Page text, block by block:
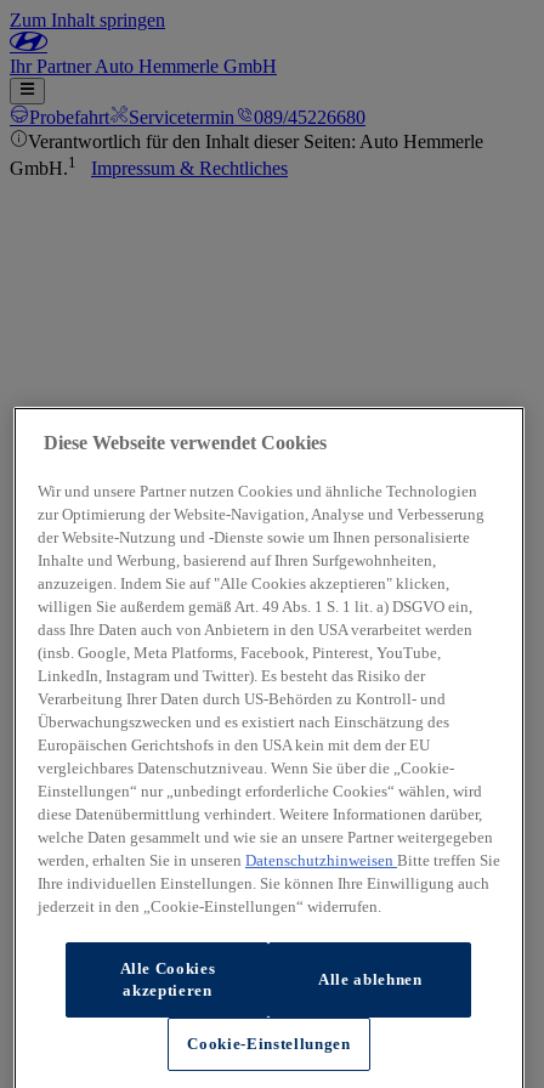
Zum Inhalt springen
IhrPartnerAuto Hemmerle GmbH
Probefahrt Servicetermin
089/45226680
Verantwortlich für den Inhalt dieser Seiten: Auto Hemmerle
GmbH.1 Impressum & Rechtliches
Diese Webseite verwendet Cookies
Wir und unsere Partner nutzen Cookies und ähnliche Technologien
zur Optimierung der Website-Navigation, Analyse und Verbesserung
der Website-Nutzung und -Dienste sowie um Ihnen personalisierte
Inhalte und Werbung, basierend auf Ihren Surfgewohnheiten,
anzuzeigen. Indem Sie auf "Alle Cookies akzeptieren" klicken,
willigen Sie außerdem gemäß Art. 49 Abs. 1 S. 1 lit. a) DSGVO ein,
dass Ihre Daten auch von Anbietern in den USA verarbeitet werden
(insb. Google, Meta Platforms, Facebook, Pinterest, YouTube,
LinkedIn, Instagram und Twitter). Es besteht das Risiko der
Verarbeitung Ihrer Daten durch US-Behörden zu Kontroll- und
Überwachungszwecken und es existiert nach Einschätzung des
Europäischen Gerichtshofs in den USA kein mit dem der EU
vergleichbares Datenschutzniveau. Wenn Sie über die „Cookie-
Einstellungen“ nur „unbedingt erforderliche Cookies“ wählen, wird
diese Datenübermittlung verhindert. Weitere Informationen darüber,
welche Daten gesammelt und wie sie an unsere Partner weitergegeben
werden, erhalten Sie in unseren Datenschutzhinweisen Bitte treffen Sie
Ihre individuellen Einstellungen. Sie können Ihre Einwilligung auch
jederzeit in den „Cookie-Einstellungen“ widerrufen.
Alle Cookies
akzeptieren
Alle ablehnen
Cookie-Einstellungen